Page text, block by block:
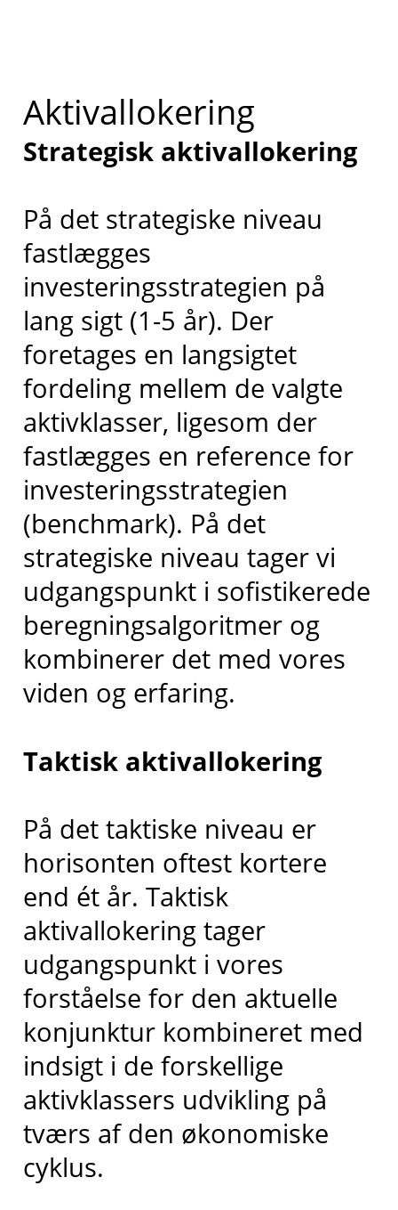
Aktivallokering
Strategisk aktivallokering
På det strategiske niveau
fastlægges
investeringsstrategien på
lang sigt (1-5 år). Der
foretages en langsigtet
fordeling mellem de valgte
aktivklasser, ligesom der
fastlægges en reference for
investeringsstrategien
(benchmark). På det
strategiske niveau tager vi
udgangspunkt i sofistikerede
beregningsalgoritmer og
kombinerer det med vores
viden og erfaring.
Taktisk aktivallokering
På det taktiske niveau er
horisonten oftest kortere
end ét år. Taktisk
aktivallokering tager
udgangspunkt i vores
forståelse for den aktuelle
konjunktur kombineret med
indsigt i de forskellige
aktivklassers udvikling på
tværs af den økonomiske
cyklus.